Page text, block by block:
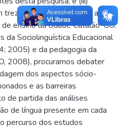
perguntas, aplicado a seis
ensino da cidade Catalão-GO.
da Sociolinguística Educacional
2005) e da pedagogia da
2008), procuramos debater
dos aspectos sócio-
e as barreiras
de partida das análises
de língua presente em cada
percurso dos estudos